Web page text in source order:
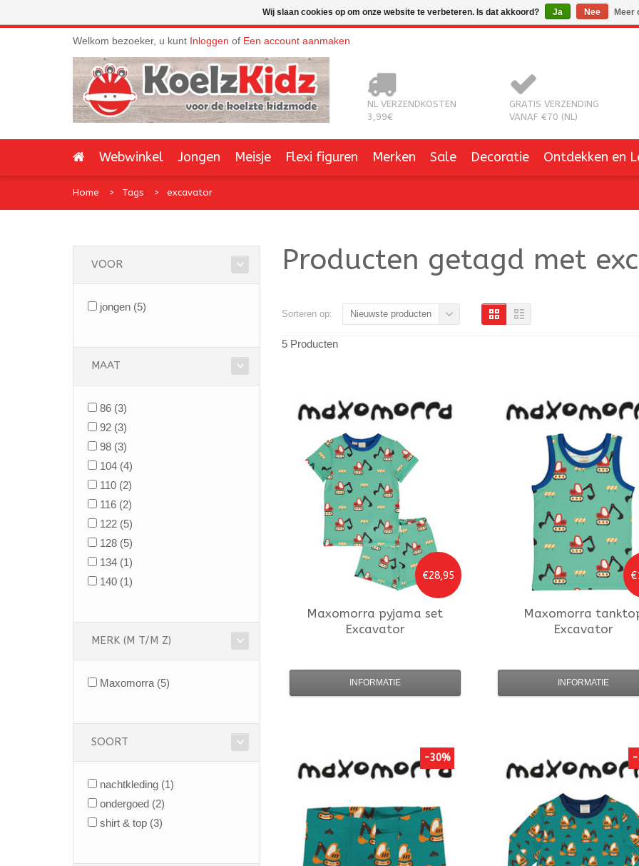
Welkom bezoeker, u kunt Inloggen of Een account aanmaken
NL VERZENDKOSTEN
3,99€
GRATIS VERZENDING
VANAF €70 (NL)
Webwinkel Jongen Meisje Flexi figuren Merken Sale Decoratie Ontdekken en
Home Tags excavator
VOOR
jongen (5)
MAAT
86 (3)
92 (3)
98 (3)
104 (4)
110 (2)
116 (2)
122 (5)
128 (5)
134 (1)
140 (1)
MERK (M T/M Z)
Maxomorra (5)
SOORT
nachtkleding (1)
ondergoed (2)
shirt & top (3)
Producten getagd met
Sorteren op: Nieuwste producten
5 Producten
€28,95
Maxomorra pyjama set
Excavator
INFORMATIE
Maxomorra
Excavator
INFORMATIE
-30% -
Wij slaan cookies op om onze website te verbeteren. Is dat akkoord? Ja Nee Meer